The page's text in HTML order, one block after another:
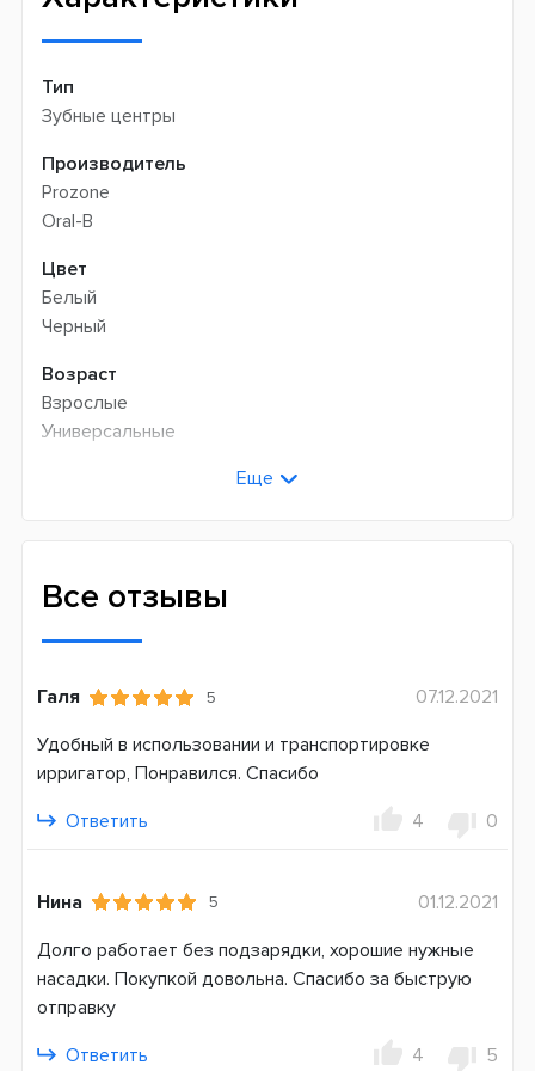
Тип
Зубные центры
Производитель
Prozone
Oral-B
Цвет
Белый
Черный
Возраст
Взрослые
Универсальные
Количество оборотов в минуту
10500
1700
Режимов чистки
Bluetooth
Датчик давления
Индикатор заряда батареи
Smart Ring
Еще
Все отзывы
Галя 5
07.12.2021
Удобный в использовании и транспортировке
ирригатор, Понравился. Спасибо
Ответить
4 0
Нина 5
01.12.2021
Долго работает без подзарядки, хорошие нужные
насадки. Покупкой довольна. Спасибо за быструю
отправку
Ответить
4 5